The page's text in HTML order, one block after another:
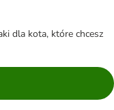
dla kota, które chcesz